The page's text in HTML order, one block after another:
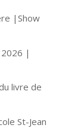
|Show
|
livre de
St-Jean